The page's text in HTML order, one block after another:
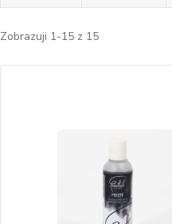
Zobrazuji 1-15 z 15